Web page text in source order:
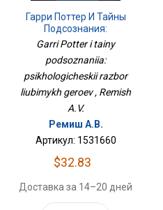
Гарри Поттер И Тайны
Подсознания:
Психологический
Разбор Любимых Героев
Garri Potter i tainy
podsoznaniia:
psikhologicheskii razbor
liubimykh geroev , Remish
A.V.
Ремиш А.В.
Артикул: 1531660
$32.83
Доставка за 14–20 дней